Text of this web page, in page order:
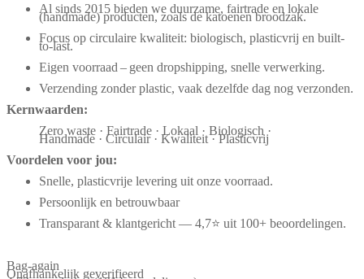
Al sinds 2015 bieden we duurzame, fairtrade en lokale
(handmade) producten, zoals de katoenen broodzak.
Focus op circulaire kwaliteit: biologisch, plasticvrij en built-
to-last.
Eigen voorraad – geen dropshipping, snelle verwerking.
Verzending zonder plastic, vaak dezelfde dag nog verzonden.
Kernwaarden:
Zero waste · Fairtrade · Lokaal · Biologisch ·
Handmade · Circulair · Kwaliteit · Plasticvrij
Voordelen voor jou:
Snelle, plasticvrije levering uit onze voorraad.
Persoonlijk en betrouwbaar
Transparant & klantgericht — 4,7⭐ uit 100+ beoordelingen.
Bag-again
Onafhankelijk geverifieerd